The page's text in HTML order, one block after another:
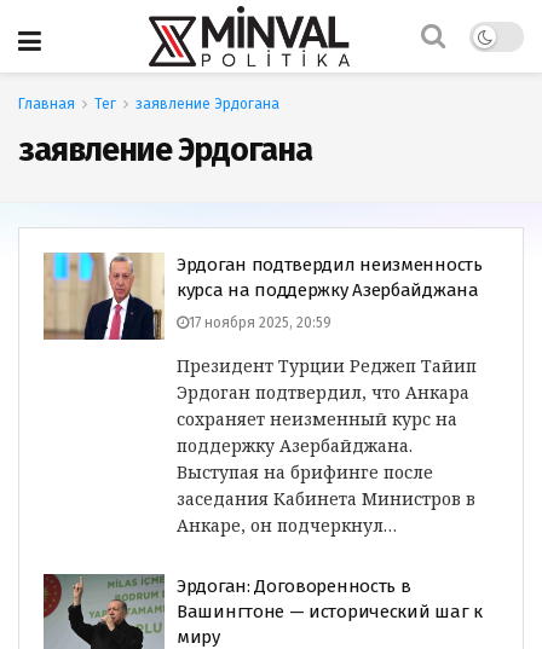
Главная Тег заявление Эрдогана
заявление Эрдогана
Эрдоган подтвердил неизменность
курса на поддержку Азербайджана
17 ноября 2025, 20:59
Президент Турции Реджеп Тайип
Эрдоган подтвердил, что Анкара
сохраняет неизменный курс на
поддержку Азербайджана.
Выступая на брифинге после
заседания Кабинета Министров в
Анкаре, он подчеркнул…
Эрдоган: Договоренность в
Вашингтоне — исторический шаг к
миру